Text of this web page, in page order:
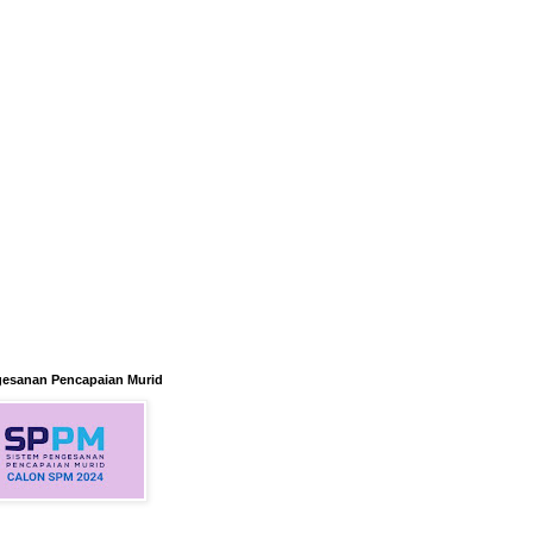
Pencapaian Murid